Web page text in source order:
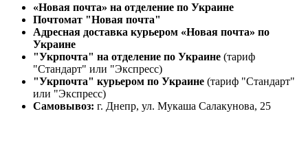
«Новая почта» на отделение по Украине
Почтомат "Новая почта"
Адресная доставка курьером «Новая почта» по
Украине
"Укрпочта" на отделение по Украине (тариф
"Стандарт" или "Экспресс)
"Укрпочта" курьером по Украине (тариф "Стандарт"
или "Экспресс)
Самовывоз: г. Днепр, ул. Мукаша Салакунова, 25